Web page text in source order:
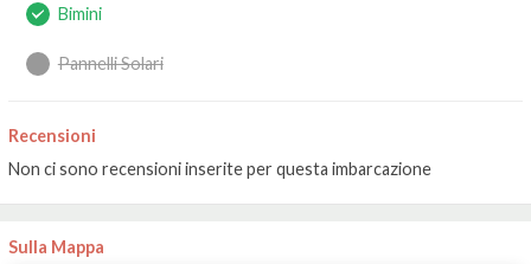
Bimini
Pannelli Solari
Recensioni
Non ci sono recensioni inserite per questa imbarcazione
Sulla Mappa